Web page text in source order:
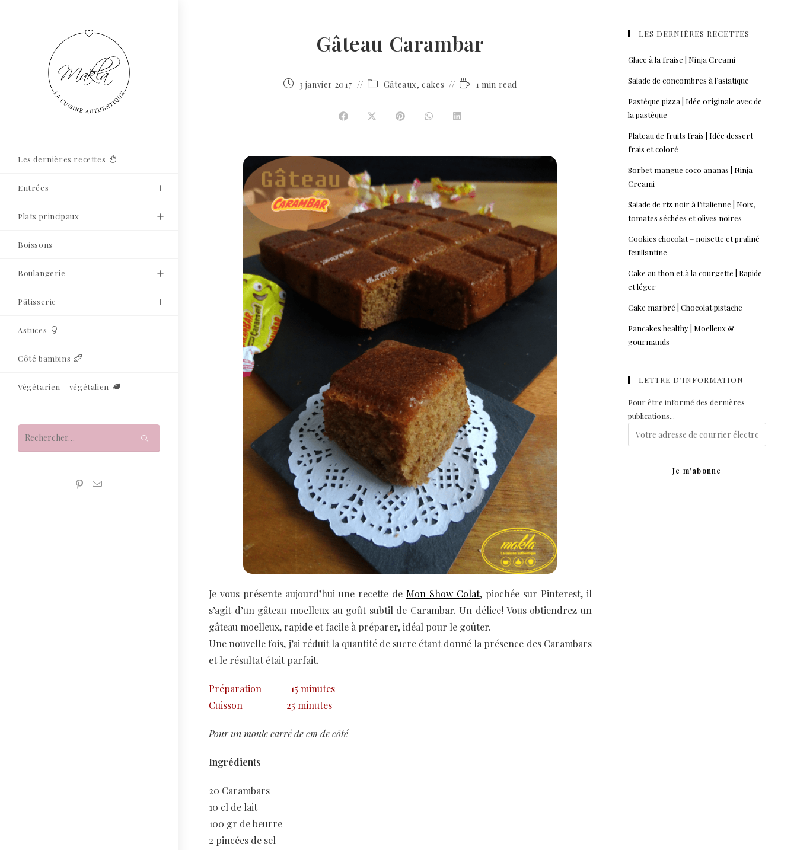
Les dernières recettes
Entrées
Plats principaux
Boissons
Boulangerie
Pâtisserie
Astuces
Côté bambins
Végétarien – végétalien
Gâteau Carambar
3 janvier 2017 Gâteaux, cakes 1 min read
Je vous présente aujourd’hui une recette de Mon Show Colat, piochée sur Pinterest, il
s’agit d’un gâteau moelleux au goût subtil de Carambar. Un délice! Vous obtiendrez un
gâteau moelleux, rapide et facile à préparer, idéal pour le goûter.
Une nouvelle fois, j’ai réduit la quantité de sucre étant donné la présence des Carambars
et le résultat était parfait.
Préparation
15 minutes
Cuisson
25 minutes
Pour un moule carré de cm de côté
Ingrédients
20 Carambars
10 cl de lait
100 gr de beurre
2 pincées de sel
LES DERNIÈRES RECETTES
Glace à la fraise | Ninja Creami
Salade de concombres à l’asiatique
Pastèque pizza | Idée originale avec de
la pastèque
Plateau de fruits frais | Idée dessert
frais et coloré
Sorbet mangue coco ananas | Ninja
Creami
Salade de riz noir à l’italienne | Noix,
tomates séchées et olives noires
Cookies chocolat – noisette et praliné
feuillantine
Cake au thon et à la courgette | Rapide
et léger
Cake marbré | Chocolat pistache
Pancakes healthy | Moelleux &
gourmands
LETTRE D’INFORMATION
Pour être informé des dernières
publications...